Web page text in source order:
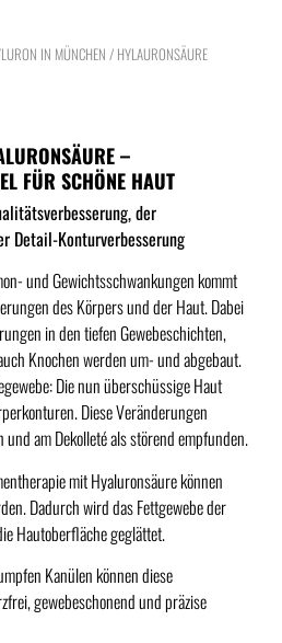
IN MÜNCHEN / HYLAURONSÄURE
–
FÜR SCHÖNE HAUT
der
Detail-Konturverbesserung
und Gewichtsschwankungen kommt
des Körpers und der Haut. Dabei
in den tiefen Gewebeschichten,
Knochen werden um- und abgebaut.
Die nun überschüssige Haut
Diese Veränderungen
am Dekolleté als störend empfunden.
mit Hyaluronsäure können
Dadurch wird das Fettgewebe der
Hautoberfläche geglättet.
Kanülen können diese
gewebeschonend und präzise